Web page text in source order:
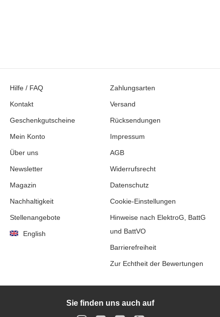
Hilfe / FAQ
Kontakt
Geschenkgutscheine
Mein Konto
Über uns
Newsletter
Magazin
Nachhaltigkeit
Stellenangebote
English
Zahlungsarten
Versand
Rücksendungen
Impressum
AGB
Widerrufsrecht
Datenschutz
Cookie-Einstellungen
Hinweise nach ElektroG, BattG
und BattVO
Barrierefreiheit
Zur Echtheit der Bewertungen
Sie finden uns auch auf